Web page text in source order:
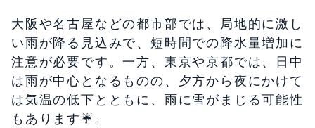
大阪や名古屋などの都市部では、局地的に激し
い雨が降る見込みで、短時間での降水量増加に
注意が必要です。一方、東京や京都では、日中
は雨が中心となるものの、夕方から夜にかけて
は気温の低下とともに、雨に雪がまじる可能性
もあります☔️。